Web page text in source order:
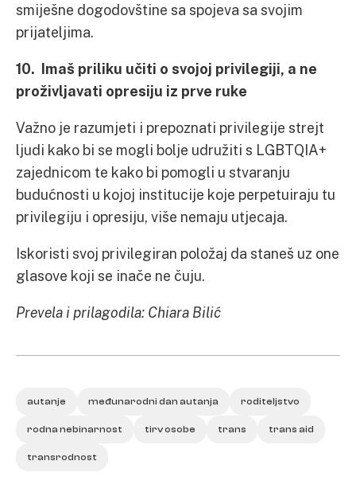
smiješne dogodovštine sa spojeva sa svojim
prijateljima.
10. Imaš priliku učiti o svojoj privilegiji, a ne
proživljavati opresiju iz prve ruke
Važno je razumjeti i prepoznati privilegije strejt
ljudi kako bi se mogli bolje udružiti s LGBTQIA+
zajednicom te kako bi pomogli u stvaranju
budućnosti u kojoj institucije koje perpetuiraju tu
privilegiju i opresiju, više nemaju utjecaja.
Iskoristi svoj privilegiran položaj da staneš uz one
glasove koji se inače ne čuju.
Prevela i prilagodila: Chiara Bilić
autanje međunarodni dan autanja roditeljstvo
rodna nebinarnost tirv osobe trans trans aid
transrodnost